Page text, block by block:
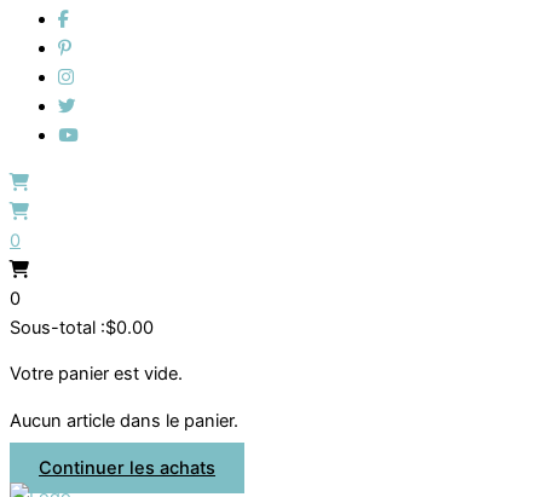
0
0
Sous-total :$0.00
Votre panier est vide.
Aucun article dans le panier.
Continuer les achats